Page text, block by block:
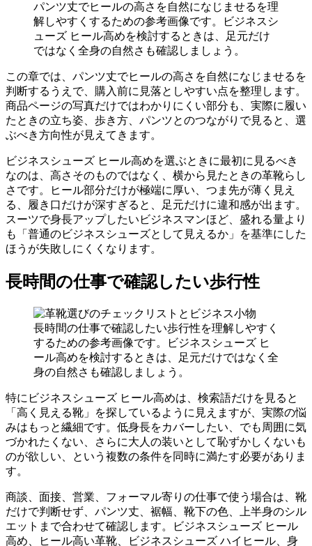
パンツ丈でヒールの高さを自然になじませるを理
解しやすくするための参考画像です。ビジネスシ
ューズ ヒール高めを検討するときは、足元だけ
ではなく全身の自然さも確認しましょう。
この章では、パンツ丈でヒールの高さを自然になじませるを
判断するうえで、購入前に見落としやすい点を整理します。
商品ページの写真だけではわかりにくい部分も、実際に履い
たときの立ち姿、歩き方、パンツとのつながりで見ると、選
ぶべき方向性が見えてきます。
ビジネスシューズ ヒール高めを選ぶときに最初に見るべき
なのは、高さそのものではなく、横から見たときの革靴らし
さです。ヒール部分だけが極端に厚い、つま先が薄く見え
る、履き口だけが深すぎると、足元だけに違和感が出ます。
スーツで身長アップしたいビジネスマンほど、盛れる量より
も「普通のビジネスシューズとして見えるか」を基準にした
ほうが失敗しにくくなります。
長時間の仕事で確認したい歩行性
長時間の仕事で確認したい歩行性を理解しやすく
するための参考画像です。ビジネスシューズ ヒ
ール高めを検討するときは、足元だけではなく全
身の自然さも確認しましょう。
特にビジネスシューズ ヒール高めは、検索語だけを見ると
「高く見える靴」を探しているように見えますが、実際の悩
みはもっと繊細です。低身長をカバーしたい、でも周囲に気
づかれたくない、さらに大人の装いとして恥ずかしくないも
のが欲しい、という複数の条件を同時に満たす必要がありま
す。
商談、面接、営業、フォーマル寄りの仕事で使う場合は、靴
だけで判断せず、パンツ丈、裾幅、靴下の色、上半身のシル
エットまで合わせて確認します。ビジネスシューズ ヒール
高め、ヒール高い革靴、ビジネスシューズ ハイヒール、身